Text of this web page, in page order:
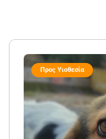
Προς Υιοθεσία